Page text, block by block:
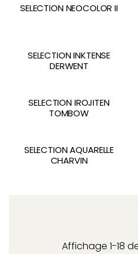
SELECTION NEOCOLOR II
SELECTION INKTENSE
DERWENT
SELECTION IROJITEN
TOMBOW
SELECTION AQUARELLE
CHARVIN
Affichage 1-18